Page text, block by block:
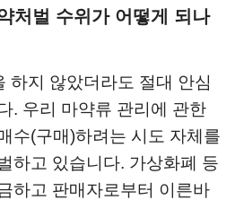
처벌 수위가 어떻게 되나
하지 않았더라도 절대 안심
. 우리 마약류 관리에 관한
수(구매)하려는 시도 자체를
하고 있습니다. 가상화폐 등
하고 판매자로부터 이른바